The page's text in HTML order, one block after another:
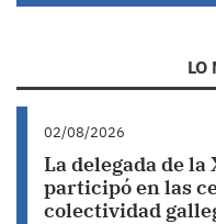
LO
02/08/2026
La delegada de
participó en las
colectividad